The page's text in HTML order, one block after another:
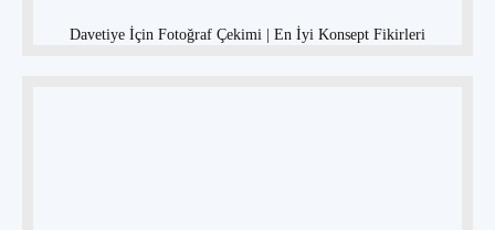
Davetiye İçin Fotoğraf Çekimi | En İyi Konsept Fikirleri